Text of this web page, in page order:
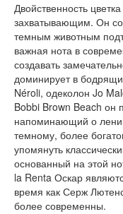
Двойственность
захватывающим. Он
темным животным
важная нота в
создавать
доминирует в
Néroli, одеколон Jo
Bobbi Brown Beach он
напоминающий о
темному, более
упомянуть
основанный на этой
la Renta Оскар
время как Серж
более современны.